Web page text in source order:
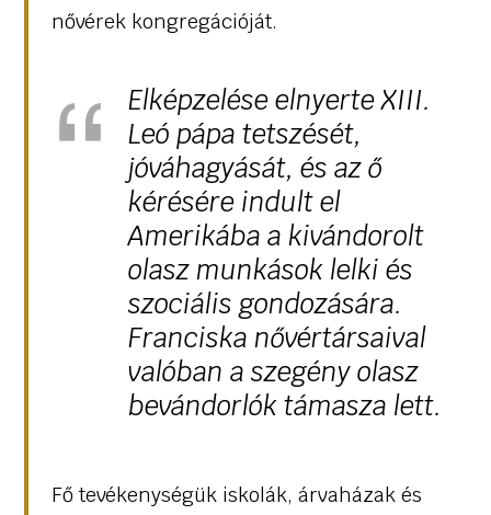
nővérek kongregációját.
Elképzelése elnyerte XIII.
Leó pápa tetszését,
jóváhagyását, és az ő
kérésére indult el
Amerikába a kivándorolt
olasz munkások lelki és
szociális gondozására.
Franciska nővértársaival
valóban a szegény olasz
bevándorlók támasza lett.
Fő tevékenységük iskolák, árvaházak és